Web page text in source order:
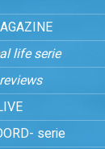
life serie
reviews
serie